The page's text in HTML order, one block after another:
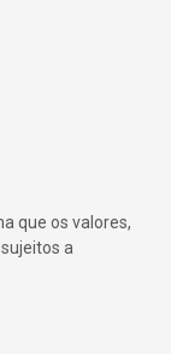
que os valores,
a